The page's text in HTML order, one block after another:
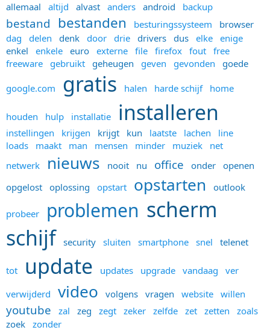
allemaal altijd alvast anders android backup
bestand bestanden besturingssysteem
browser
dag
delen denk door drie drivers dus elke enige
enkel
enkele euro externe file firefox fout free
freeware gebruikt geheugen geven gevonden goede
google.com gratis halen harde schijf home
houden hulp installatie installeren
instellingen krijgen krijgt kun laatste lachen
line
loads
maakt man mensen minder muziek
net
netwerk
nieuws nooit nu office onder openen
opgelost oplossing opstart opstarten outlook
probeer problemen scherm
schijf security sluiten smartphone snel telenet
tot update updates upgrade vandaag
ver
verwijderd
video volgens vragen website willen
youtube zal zeg zegt zeker zelfde zet zetten
zoals
zoek zonder